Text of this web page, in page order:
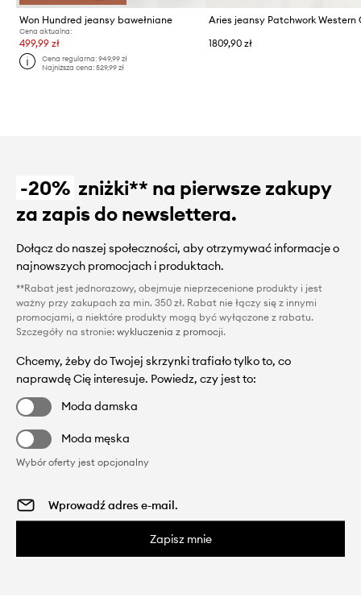
Won Hundred jeansy bawełniane
Cena aktualna:
499,99 zł
Cena regularna:949,99 zł
Najniższa cena:529,99 zł
1809,90 zł
-20% zniżki** na pierwsze zakupy
za zapis do newslettera.
Dołącz do naszej społeczności, aby otrzymywać informacje o
najnowszych promocjach i produktach.
**Rabat jest jednorazowy, obejmuje nieprzecenione produkty i jest
ważny przy zakupach za min. 350 zł. Rabat nie łączy się z innymi
promocjami, a niektóre produkty mogą być wyłączone z rabatu.
Szczegóły na stronie: wykluczenia z promocji.
Chcemy, żeby do Twojej skrzynki trafiało tylko to, co
naprawdę Cię interesuje. Powiedz, czy jest to:
Moda damska
Moda męska
Wybór oferty jest opcjonalny
Zapisz mnie